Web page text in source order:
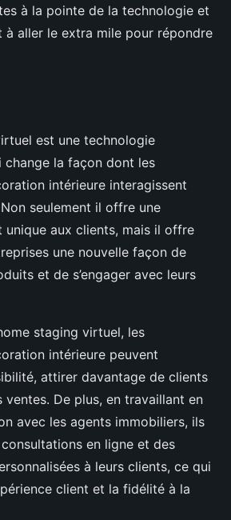
à la pointe de la technologie et
à aller le extra mile pour répondre
est une technologie
change la façon dont les
intérieure interagissent
seulement il offre une
unique aux clients, mais il offre
une nouvelle façon de
et de s’engager avec leurs
staging virtuel, les
intérieure peuvent
attirer davantage de clients
ventes. De plus, en travaillant en
avec les agents immobiliers, ils
en ligne et des
à leurs clients, ce qui
client et la fidélité à la